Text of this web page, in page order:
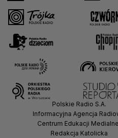
Polskie Radio S.A.
Informacyjna Agencja
Centrum Edukacji
Redakcja Katolicka